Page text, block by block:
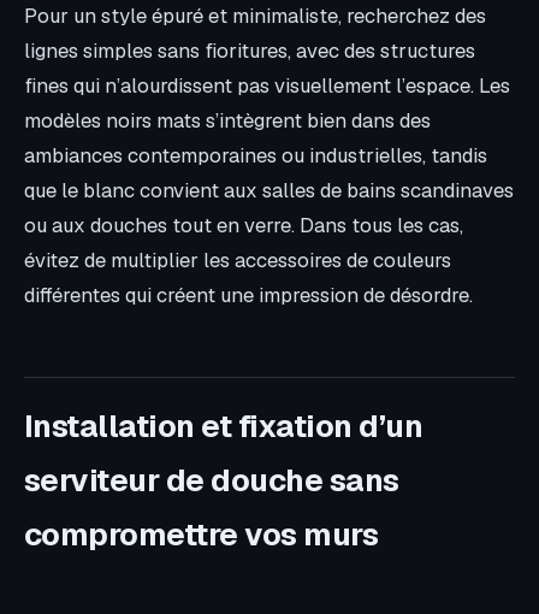
Pour un style épuré et minimaliste, recherchez des
lignes simples sans fioritures, avec des structures
fines qui n’alourdissent pas visuellement l’espace. Les
modèles noirs mats s’intègrent bien dans des
ambiances contemporaines ou industrielles, tandis
que le blanc convient aux salles de bains scandinaves
ou aux douches tout en verre. Dans tous les cas,
évitez de multiplier les accessoires de couleurs
différentes qui créent une impression de désordre.
Installation et fixation d’un
serviteur de douche sans
compromettre vos murs